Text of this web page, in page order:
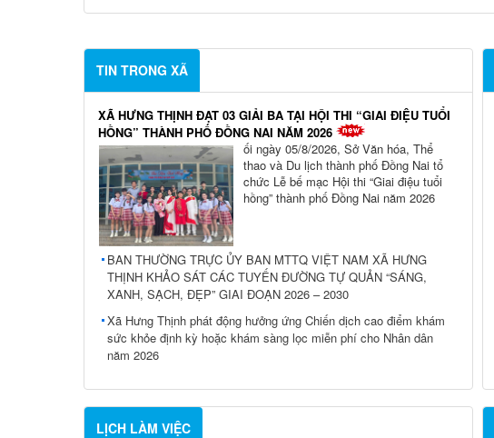
TIN TRONG XÃ
XÃ HƯNG THỊNH ĐẠT 03 GIẢI BA TẠI HỘI THI “GIAI ĐIỆU TUỔI
HỒNG” THÀNH PHỐ ĐỒNG NAI NĂM 2026
ối ngày 05/8/2026, Sở Văn hóa, Thể
thao và Du lịch thành phố Đồng Nai tổ
chức Lễ bế mạc Hội thi “Giai điệu tuổi
hồng” thành phố Đồng Nai năm 2026
BAN THƯỜNG TRỰC ỦY BAN MTTQ VIỆT NAM XÃ HƯNG
THỊNH KHẢO SÁT CÁC TUYẾN ĐƯỜNG TỰ QUẢN “SÁNG,
XANH, SẠCH, ĐẸP” GIAI ĐOẠN 2026 – 2030
Xã Hưng Thịnh phát động hưởng ứng Chiến dịch cao điểm khám
sức khỏe định kỳ hoặc khám sàng lọc miễn phí cho Nhân dân
năm 2026
LỊCH LÀM VIỆC